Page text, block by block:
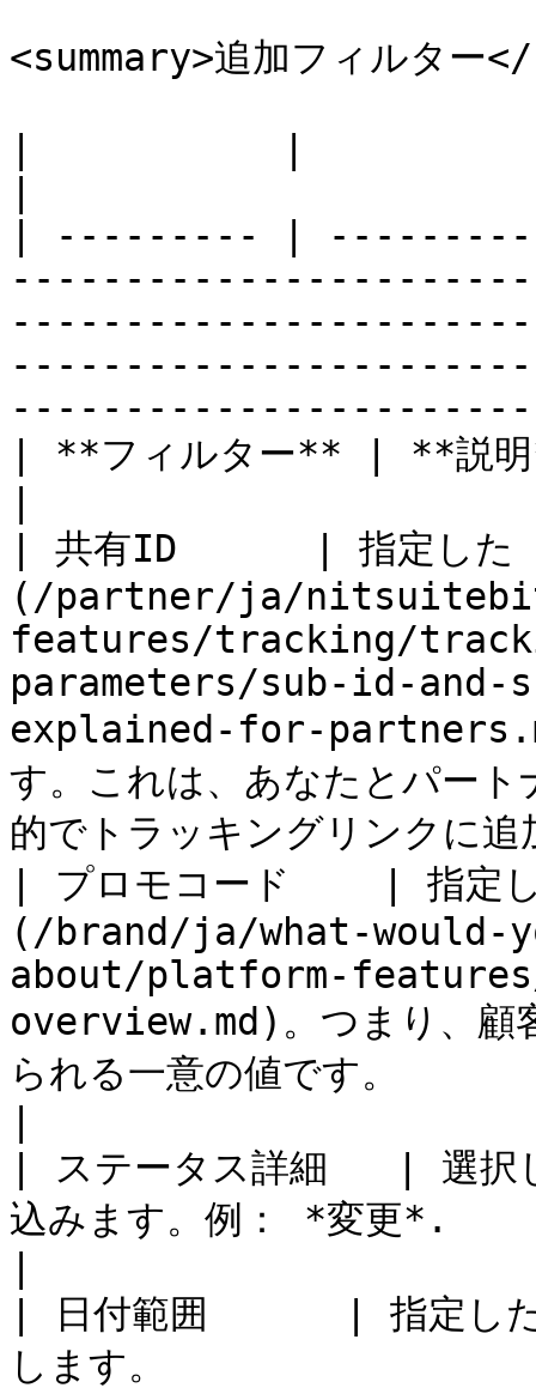
<summary>追加フィルター
| --------- |
| **フィルター** | **説
| 共有ID      | 指定した
(/partner/ja/
features/tracking/
parameters/sub-id-and-
explained-for-
す。これは、あなたとパー
的でトラッキングリンクに
| プロモコード    | 指定
(/brand/ja/what-
about/platform-
overview.md)。つまり、顧
られる一意の値です。
| ステータス詳細   | 選択
込みます。例： *変更*.
| 日付範囲      | 指定した
します。